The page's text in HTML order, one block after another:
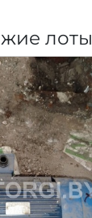
лоты